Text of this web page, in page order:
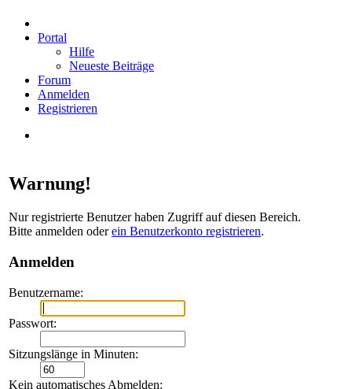
Portal
Hilfe
Neueste Beiträge
Forum
Anmelden
Registrieren
Warnung!
Nur registrierte Benutzer haben Zugriff auf diesen Bereich.
Bitte anmelden oderein Benutzerkonto registrieren.
Anmelden
Benutzername:
Passwort:
Sitzungslänge in Minuten:
Kein automatisches Abmelden: